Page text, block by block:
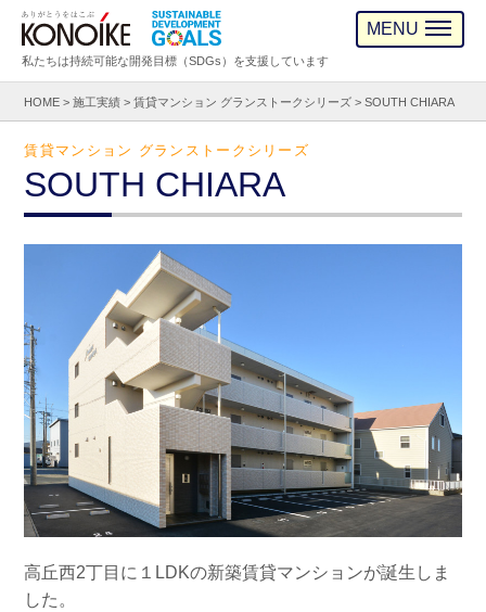
私たちは持続可能な開発目標（SDGs）を支援しています
MENU
HOME >施工実績 >賃貸マンション グランストークシリーズ >SOUTH CHIARA
賃貸マンション グランストークシリーズ
SOUTH CHIARA
高丘西2丁目に１LDKの新築賃貸マンションが誕生しま
した。